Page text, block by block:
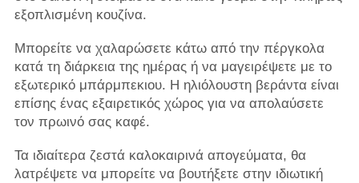
εξοπλισμένη κουζίνα.
Μπορείτε να χαλαρώσετε κάτω από την πέργκολα
κατά τη διάρκεια της ημέρας ή να μαγειρέψετε με το
εξωτερικό μπάρμπεκιου. Η ηλιόλουστη βεράντα είναι
επίσης ένας εξαιρετικός χώρος για να απολαύσετε
τον πρωινό σας καφέ.
Τα ιδιαίτερα ζεστά καλοκαιρινά απογεύματα, θα
λατρέψετε να μπορείτε να βουτήξετε στην ιδιωτική